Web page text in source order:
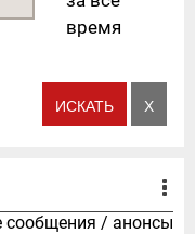
время
/ анонсы